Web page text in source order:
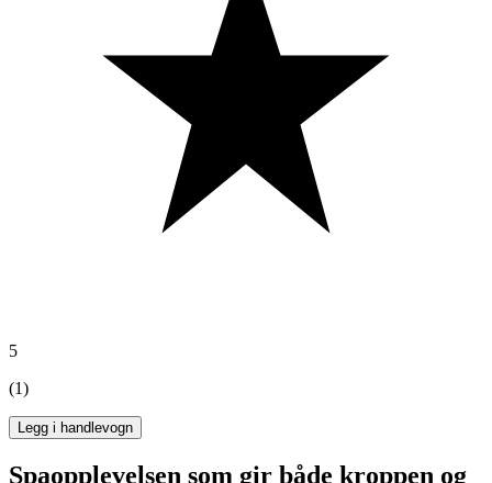
5
(1)
Legg i handlevogn
Spaopplevelsen som gir både kroppen og